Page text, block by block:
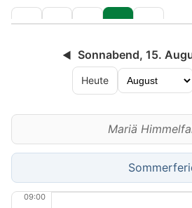
◀ Sonnabend, 15.
Heute
Mariä
09:00